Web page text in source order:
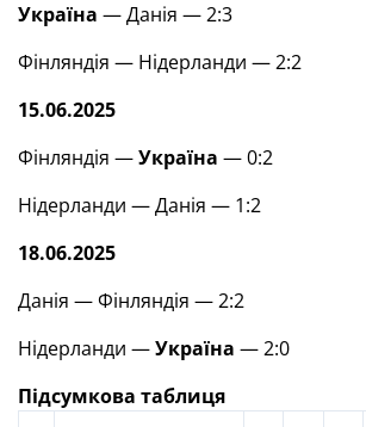
Україна — Данія — 2:3
Фінляндія — Нідерланди — 2:2
15.06.2025
Фінляндія —Україна — 0:2
Нідерланди — Данія — 1:2
18.06.2025
Данія — Фінляндія — 2:2
Нідерланди —Україна — 2:0
Підсумкова таблиця